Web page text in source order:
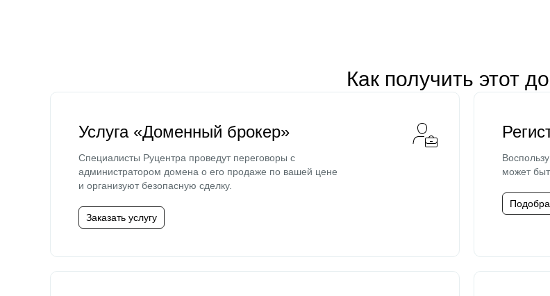
Как получить этот
Услуга «Доменный брокер»
Специалисты Руцентра проведут переговоры с
администратором домена о его продаже по вашей цене
и организуют безопасную сделку.
Заказать услугу
может